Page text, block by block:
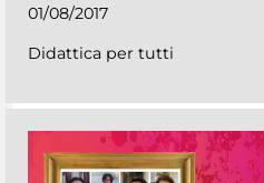
01/08/2017
Didattica per tutti